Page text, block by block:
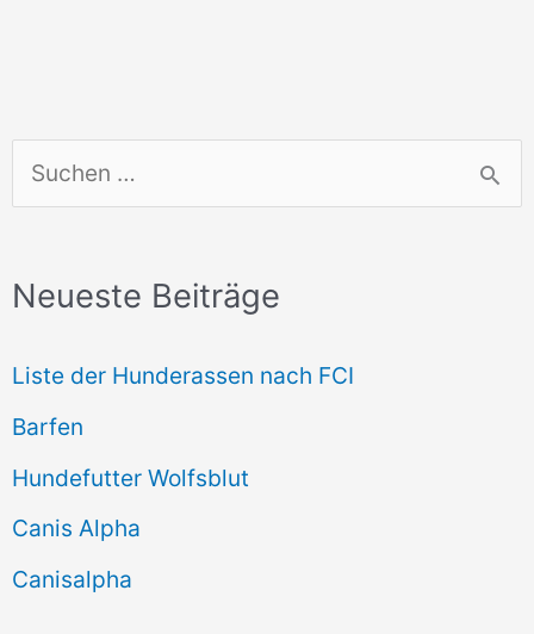
u
h
n
n
a
c
h
Neueste Beiträge
Liste der Hunderassen nach FCI
Barfen
Hundefutter Wolfsblut
Canis Alpha
Canisalpha